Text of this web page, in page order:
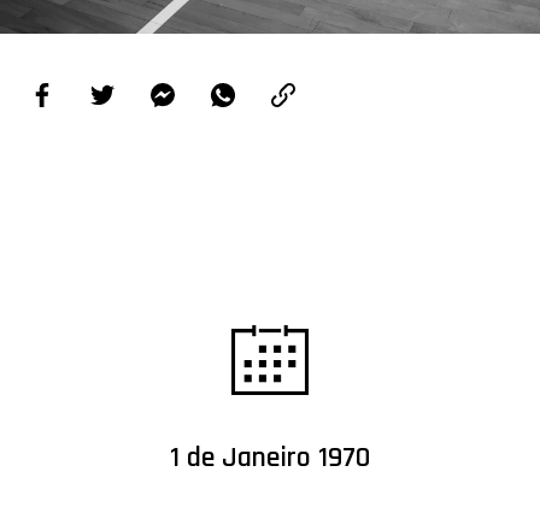
PROJETOS
LIGA BETCLIC MASCULINA
1 de Janeiro 1970